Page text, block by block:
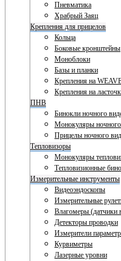
Пневматика
Храбрый Заяц
Крепления для прицелов
Кольца
Боковые кронштейны
Моноблоки
Базы и планки
Крепления на
Крепления на
ПНВ
Бинокли ночного
Монокуляры
Прицелы ночного
Тепловизоры
Монокуляры
Тепловизионные
Измерительные инструменты
Видеоэндоскопы
Измерительные
Влагомеры (датчики
Детекторы проводки
Измерители
Курвиметры
Лазерные уровни